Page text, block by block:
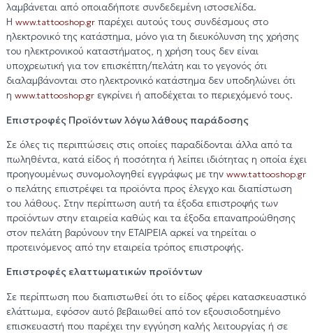
λαμβάνεται από οποιαδήποτε συνδεδεμένη ιστοσελίδα.
Η www.tattooshop.grπαρέχει αυτούς τους συνδέσμους στο
ηλεκτρονικό της κατάστημα, μόνο για τη διευκόλυνση της χρήσης
του ηλεκτρονικού καταστήματος, η χρήση τους δεν είναι
υποχρεωτική για τον επισκέπτη/πελάτη και το γεγονός ότι
διαλαμβάνονται στο ηλεκτρονικό κατάστημα δεν υποδηλώνει ότι
η www.tattooshop.grεγκρίνει ή αποδέχεται το περιεχόμενό τους.
Επιστροφές Προϊόντων λόγω λάθους παράδοσης
Σε όλες τις περιπτώσεις στις οποίες παραδίδονται άλλα από τα
πωληθέντα, κατά είδος ή ποσότητα ή λείπει ιδιότητας η οποία έχει
προηγουμένως συνομολογηθεί εγγράφως με την www.tattooshop.gr
ο πελάτης επιστρέφει τα προϊόντα προς έλεγχο και διαπίστωση
του λάθους. Στην περίπτωση αυτή τα έξοδα επιστροφής των
προϊόντων στην εταιρεία καθώς και τα έξοδα επαναπροώθησης
στον πελάτη βαρύνουν την ΕΤΑΙΡΕΙΑ αρκεί να τηρείται ο
προτεινόμενος από την εταιρεία τρόπος επιστροφής.
Επιστροφές ελαττωματικών προϊόντων
Σε περίπτωση που διαπιστωθεί ότι το είδος φέρει κατασκευαστικό
ελάττωμα, εφόσον αυτό βεβαιωθεί από τον εξουσιοδοτημένο
επισκευαστή που παρέχει την εγγύηση καλής λειτουργίας ή σε